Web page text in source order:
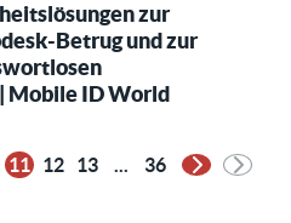
zur
Betrug und zur
Mobile ID World
11 12 13 ... 36
Nächste